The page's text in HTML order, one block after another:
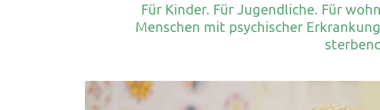
Für Kinder. Für Jugendliche. Für
Menschen mit psychischer